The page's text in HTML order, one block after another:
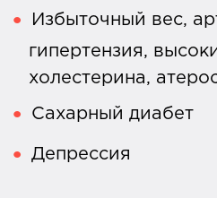
Избыточный вес,
гипертензия,
холестерина,
Сахарный диабет
Депрессия